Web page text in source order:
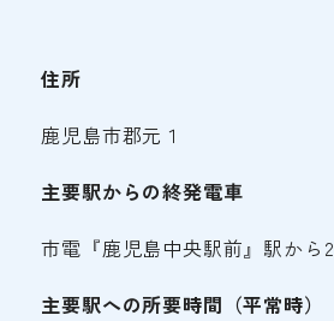
住所
鹿児島市郡元１
主要駅からの終発電車
市電『鹿児島中央駅前』駅から
主要駅への所要時間（平常時）